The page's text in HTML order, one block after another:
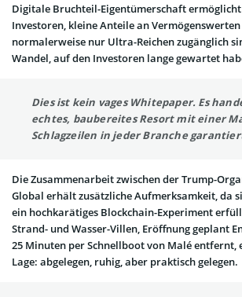
Digitale Bruchteil-Eigentümerschaft
Investoren, kleine Anteile an
normalerweise nur Ultra-Reichen zugänglich
Wandel, auf den Investoren lange gewartet
Dies ist kein vages Whitepaper. Es
echtes, baubereites Resort mit einer
Schlagzeilen in jeder Branche
Die Zusammenarbeit zwischen der Trump-
Global erhält zusätzliche Aufmerksamkeit, da
ein hochkarätiges Blockchain-Experiment
Strand- und Wasser-Villen, Eröffnung geplant
25 Minuten per Schnellboot von Malé entfernt,
Lage: abgelegen, ruhig, aber praktisch gelegen.